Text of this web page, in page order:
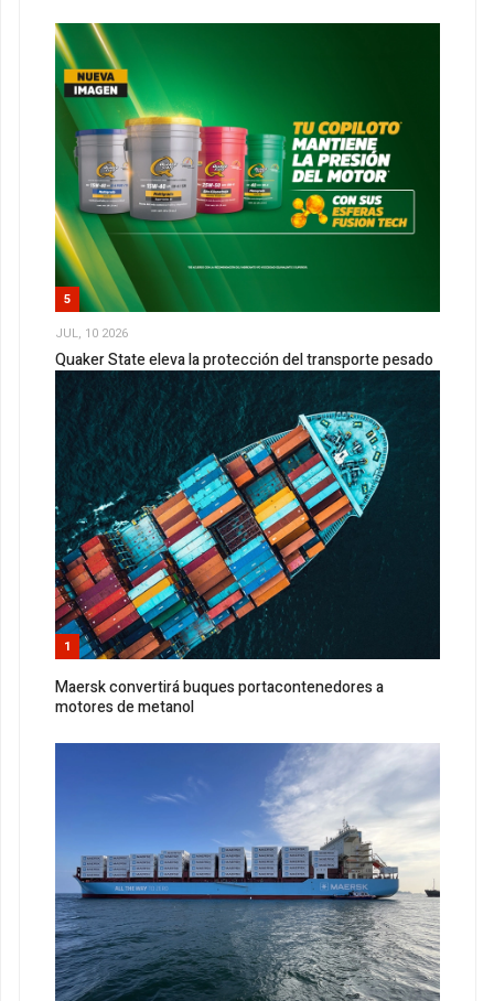
5
JUL, 10 2026
Quaker State eleva la protección del transporte pesado
1
Maersk convertirá buques portacontenedores a
motores de metanol